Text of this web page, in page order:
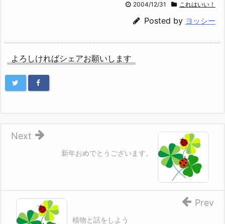
2004/12/31 これはいい！
Posted by ヨッシー
よろしければシェアお願いします
新年おめでとうございます。
Next
植物と話をしよう
Prev